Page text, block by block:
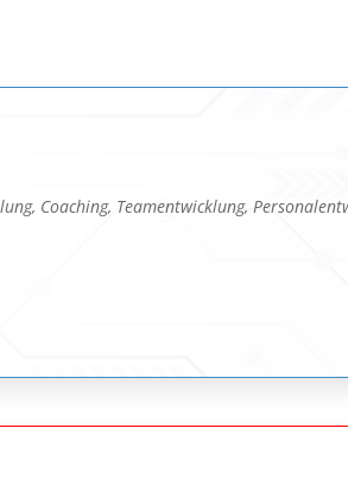
Coaching, Teamentwicklung,